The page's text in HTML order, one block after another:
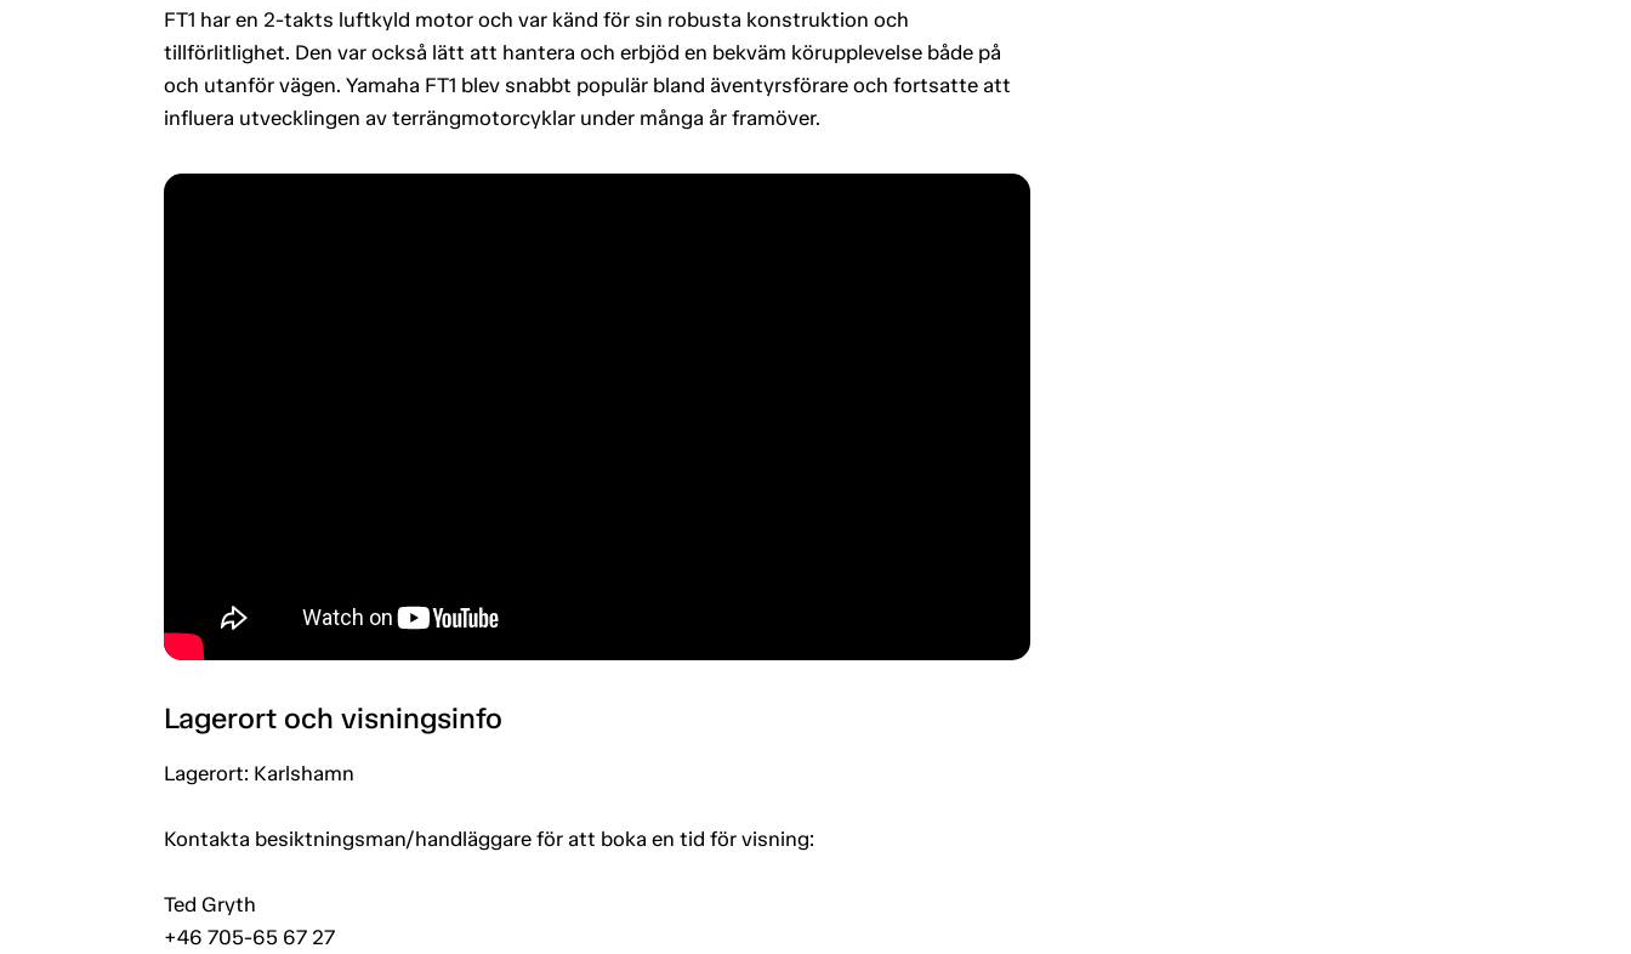
FT1 har en 2-takts luftkyld motor och var känd för sin robusta konstruktion och
tillförlitlighet. Den var också lätt att hantera och erbjöd en bekväm körupplevelse både på
och utanför vägen. Yamaha FT1 blev snabbt populär bland äventyrsförare och fortsatte att
influera utvecklingen av terrängmotorcyklar under många år framöver.
Lagerort och visningsinfo
Lagerort: Karlshamn
Kontakta besiktningsman/handläggare för att boka en tid för visning:
Ted Gryth
+46 705-65 67 27